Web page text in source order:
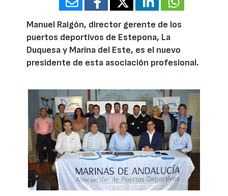
Manuel Raigón, director gerente de los
puertos deportivos de Estepona, La
Duquesa y Marina del Este, es el nuevo
presidente de esta asociación profesional.